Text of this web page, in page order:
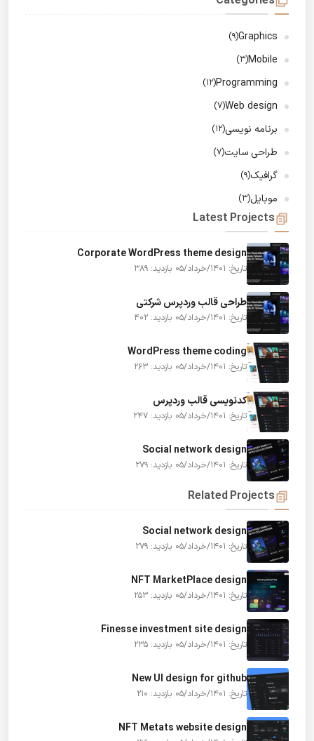
Graphics
(9)
Mobile
(3)
Programming
(12)
Web design
(7)
برنامه نویسی(12)
طراحی سایت(7)
گرافیک(9)
موبایل(3)
Latest Projects
Corporate WordPress theme design
تاریخ: 1401/خرداد/05 بازدید: 389
طراحی قالب وردپرس شرکتی
تاریخ: 1401/خرداد/05 بازدید: 402
WordPress theme coding
تاریخ: 1401/خرداد/05 بازدید: 263
کدنویسی قالب وردپرس
تاریخ: 1401/خرداد/05 بازدید: 247
Social network design
تاریخ: 1401/خرداد/05 بازدید: 279
Related Projects
Social network design
تاریخ: 1401/خرداد/05 بازدید: 279
NFT MarketPlace design
تاریخ: 1401/خرداد/05 بازدید: 253
Finesse investment site design
تاریخ: 1401/خرداد/05 بازدید: 235
New UI design for github
تاریخ: 1401/خرداد/05 بازدید: 210
NFT Metats website design